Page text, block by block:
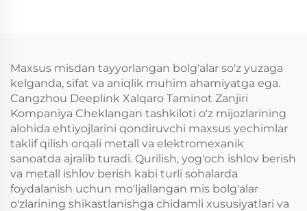
Maxsus misdan tayyorlangan bolg'alar so'z yuzaga
kelganda, sifat va aniqlik muhim ahamiyatga ega.
Cangzhou Deeplink Xalqaro Taminot Zanjiri
Kompaniya Cheklangan tashkiloti o'z mijozlarining
alohida ehtiyojlarini qondiruvchi maxsus yechimlar
taklif qilish orqali metall va elektromexanik
sanoatda ajralib turadi. Qurilish, yog'och ishlov berish
va metall ishlov berish kabi turli sohalarda
foydalanish uchun mo'ljallangan mis bolg'alar
o'zlarining shikastlanishga chidamli xususiyatlari va